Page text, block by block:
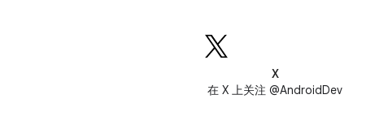
X
在 X 上关注 @AndroidDev